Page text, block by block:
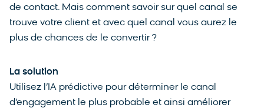
de contact. Mais comment savoir sur quel canal se
trouve votre client et avec quel canal vous aurez le
plus de chances de le convertir ?
La solution
Utilisez l’IA prédictive pour déterminer le canal
d’engagement le plus probable et ainsi améliorer